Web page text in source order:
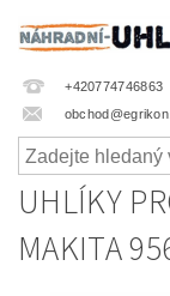
+420774746863
UHLÍKY
MAKITA